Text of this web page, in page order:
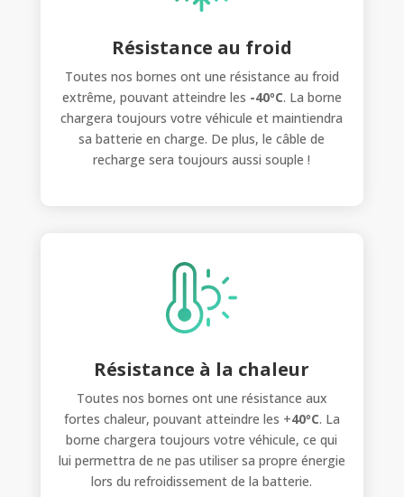
Résistance au froid
Toutes nos bornes ont une résistance au froid
extrême, pouvant atteindre les -40ºC. La borne
chargera toujours votre véhicule et maintiendra
sa batterie en charge. De plus, le câble de
recharge sera toujours aussi souple !
Résistance à la chaleur
Toutes nos bornes ont une résistance aux
fortes chaleur, pouvant atteindre les +40ºC. La
borne chargera toujours votre véhicule, ce qui
lui permettra de ne pas utiliser sa propre énergie
lors du refroidissement de la batterie.